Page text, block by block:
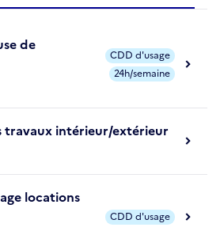
de
CDD d'usage
24h/semaine
travaux intérieur/extérieur
locations
CDD d'usage